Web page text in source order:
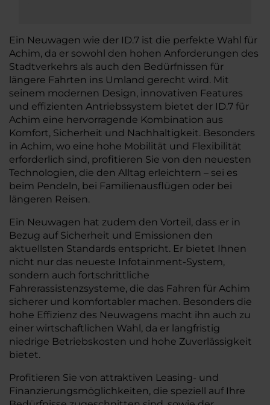
Ein Neuwagen wie der ID.7 ist die perfekte Wahl für
Achim, da er sowohl den hohen Anforderungen des
Stadtverkehrs als auch den Bedürfnissen für
längere Fahrten ins Umland gerecht wird. Mit
seinem modernen Design, innovativen Features
und effizienten Antriebssystem bietet der ID.7 für
Achim eine hervorragende Kombination aus
Komfort, Sicherheit und Nachhaltigkeit. Besonders
in Achim, wo eine hohe Mobilität und Flexibilität
erforderlich sind, profitieren Sie von den neuesten
Technologien, die den Alltag erleichtern – sei es
beim Pendeln, bei Familienausflügen oder bei
längeren Reisen.
Ein Neuwagen hat zudem den Vorteil, dass er in
Bezug auf Sicherheit und Emissionen den
aktuellsten Standards entspricht. Er bietet Ihnen
nicht nur das neueste Infotainment-System,
sondern auch fortschrittliche
Fahrerassistenzsysteme, die das Fahren für Achim
sicherer und komfortabler machen. Besonders die
hohe Effizienz des Neuwagens macht ihn auch zu
einer wirtschaftlichen Wahl, da er langfristig
niedrige Betriebskosten und hohe Zuverlässigkeit
bietet.
Profitieren Sie von attraktiven Leasing- und
Finanzierungsmöglichkeiten, die speziell auf Ihre